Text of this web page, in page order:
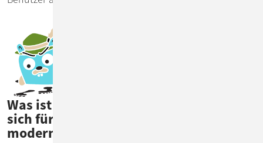
Was ist Jaeger und warum eignet es
sich für Distributed Tracing in
modernen Anwendungen?